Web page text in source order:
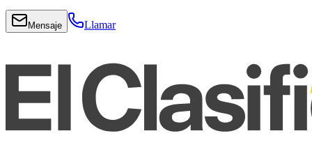
Mensaje Llamar